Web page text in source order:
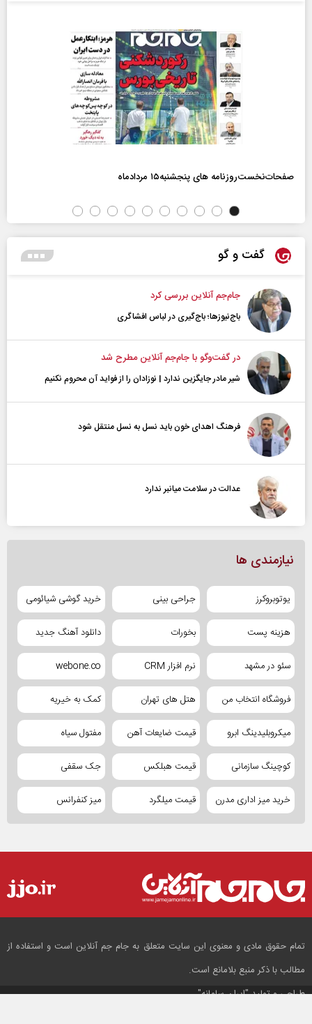
صفحات‌نخست‌روزنامه ها‌ی پنجشنبه‌۱۵ مردادماه
گفت و گو
جام‌جم آنلاین بررسی کرد
باج‌نیوزها؛ باج‌گیری در لباس افشاگری
در گفت‌و‌گو با جام‌جم آنلاین مطرح شد
شیر مادر جایگزین ندارد | نوزادان را از فواید آن محروم نکنیم
فرهنگ اهدای خون باید نسل به نسل منتقل شود
عدالت در سلامت میانبر ندارد
نیازمندی ها
یوتوبروکرز جراحی بینی خرید گوشی شیائومی
هزینه پست بخورات دانلود آهنگ جدید
سئو در مشهد نرم افزار CRM webone.co
فروشگاه انتخاب من هتل های تهران کمک به خیریه
میکروبلیدینگ ابرو قیمت ضایعات آهن مفتول سیاه
کوچینگ سازمانی قیمت هبلکس جک سقفی
خرید میز اداری مدرن قیمت میلگرد میز کنفرانس
تمام حقوق مادی و معنوی این سایت متعلق به جام جم آنلاین است و استفاده از
مطالب با ذکر منبع بلامانع است.
طراحی و تولید"ایران سامانه"